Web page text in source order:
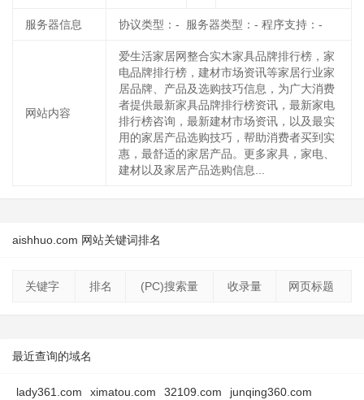
服务器信息 协议类型：- 服务器类型：- 程序支持：-
网站内容
爱生活家居网整合实木家具品牌排行榜，家
电品牌排行榜，建材市场资讯等家居行业家
居品牌、产品及选购技巧信息，为广大消费
者提供最新家具品牌排行榜资讯，最新家电
排行榜咨询，最新建材市场资讯，以及最实
用的家居产品选购技巧，帮助消费者买到实
惠，最舒适的家居产品。更多家具，家电、
建材以及家居产品选购信息...
aishhuo.com 网站关键词排名
关键字 排名 (PC)搜索量 收录量 网页标题
最近查询的域名
lady361.com ximatou.com 32109.com
junqing360.com